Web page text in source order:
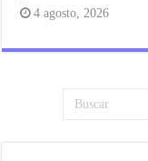
4 agosto, 2026